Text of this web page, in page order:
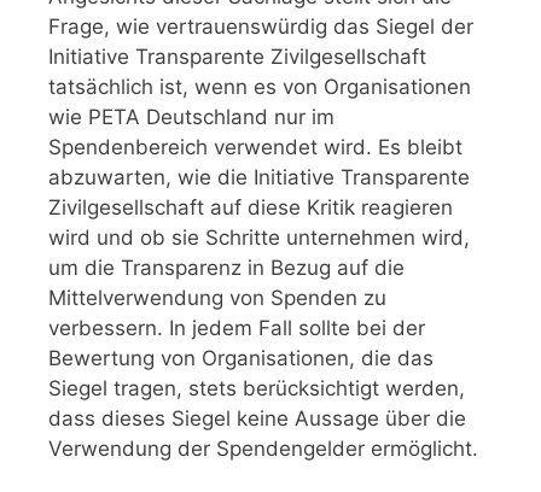
Frage, wie vertrauenswürdig das Siegel der
Initiative Transparente Zivilgesellschaft
tatsächlich ist, wenn es von Organisationen
wie PETA Deutschland nur im
Spendenbereich verwendet wird. Es bleibt
abzuwarten, wie die Initiative Transparente
Zivilgesellschaft auf diese Kritik reagieren
wird und ob sie Schritte unternehmen wird,
um die Transparenz in Bezug auf die
Mittelverwendung von Spenden zu
verbessern. In jedem Fall sollte bei der
Bewertung von Organisationen, die das
Siegel tragen, stets berücksichtigt werden,
dass dieses Siegel keine Aussage über die
Verwendung der Spendengelder ermöglicht.